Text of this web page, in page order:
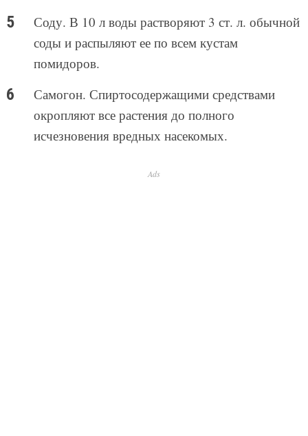
Соду. В 10 л воды растворяют 3 ст. л. обычной
соды и распыляют ее по всем кустам
помидоров.
Самогон. Спиртосодержащими средствами
окропляют все растения до полного
исчезновения вредных насекомых.
Ads